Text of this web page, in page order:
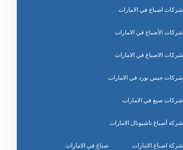
شركات اصباغ في الامارات
شركات الأصباغ في الامارات
شركات الاصباغ في الامارات
شركات جبس بورد في الامارات
شركات صبغ في الامارات
شركة أصباغ ناشيونال الامارات
شركة اصباغ الامارات صباغ في الامارات